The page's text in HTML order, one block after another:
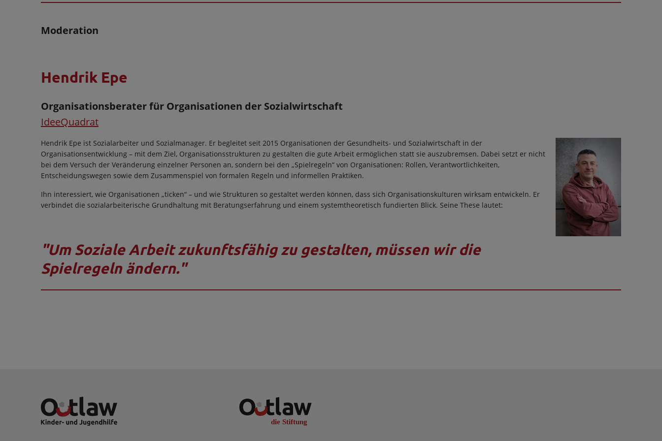
Moderation
Hendrik Epe
Organisationsberater für Organisationen der Sozialwirtschaft
IdeeQuadrat
Hendrik Epe ist Sozialarbeiter und Sozialmanager. Er begleitet seit 2015 Organisationen der Gesundheits- und Sozialwirtschaft in der
Organisationsentwicklung – mit dem Ziel, Organisationsstrukturen zu gestalten die gute Arbeit ermöglichen statt sie auszubremsen. Dabei setzt er nicht
bei dem Versuch der Veränderung einzelner Personen an, sondern bei den „Spielregeln“ von Organisationen: Rollen, Verantwortlichkeiten,
Entscheidungswegen sowie dem Zusammenspiel von formalen Regeln und informellen Praktiken.
Ihn interessiert, wie Organisationen „ticken“ – und wie Strukturen so gestaltet werden können, dass sich Organisationskulturen wirksam entwickeln. Er
verbindet die sozialarbeiterische Grundhaltung mit Beratungserfahrung und einem systemtheoretisch fundierten Blick. Seine These lautet:
"Um Soziale Arbeit zukunftsfähig zu gestalten, müssen wir die
Spielregeln ändern."